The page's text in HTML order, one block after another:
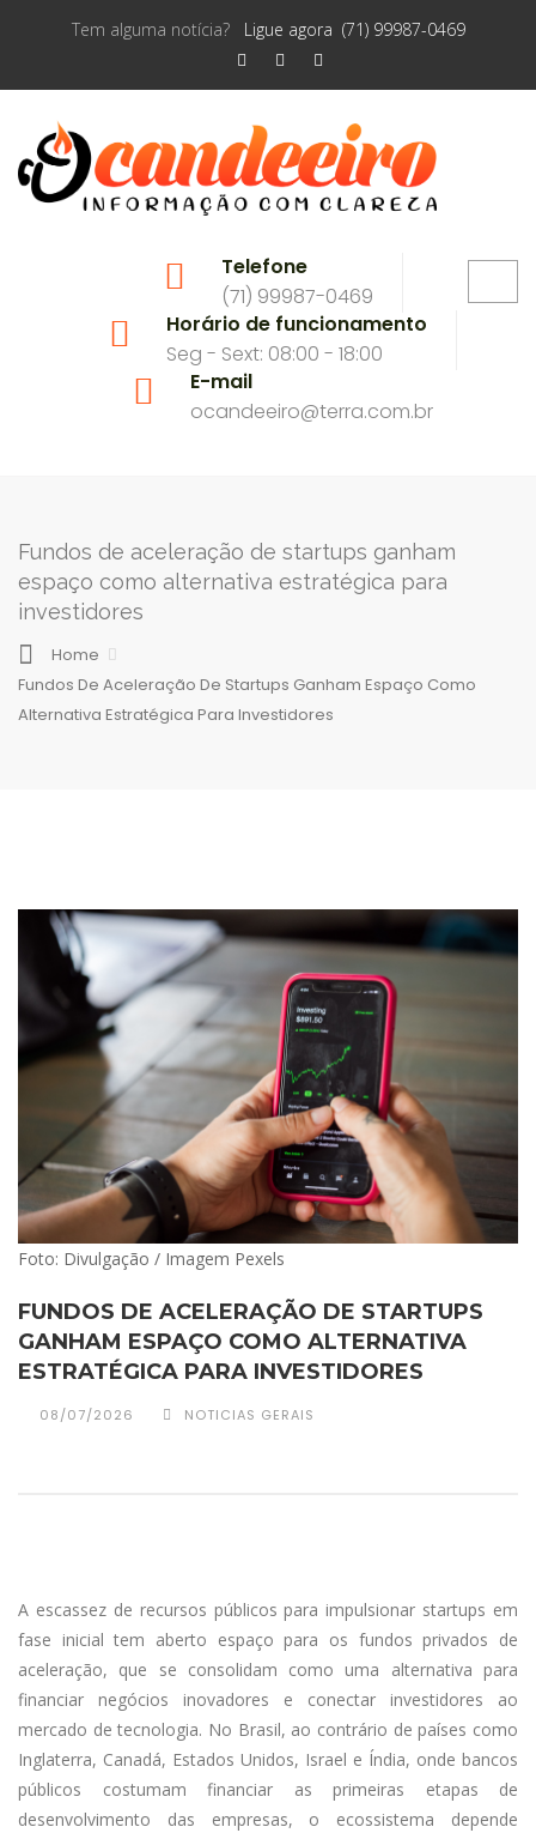
Tem alguma notícia? Ligue agora (71) 99987-0469
Telefone
(71) 99987-0469
Horário de funcionamento
Seg - Sext: 08:00 - 18:00
E-mail
ocandeeiro@terra.com.br
Fundos de aceleração de startups ganham
espaço como alternativa estratégica para
investidores
Home
Fundos De Aceleração De Startups Ganham Espaço Como
Alternativa Estratégica Para Investidores
Foto: Divulgação / Imagem Pexels
FUNDOS DE ACELERAÇÃO DE STARTUPS
GANHAM ESPAÇO COMO ALTERNATIVA
ESTRATÉGICA PARA INVESTIDORES
08/07/2026 NOTICIAS GERAIS
A escassez de recursos públicos para impulsionar startups em
fase inicial tem aberto espaço para os fundos privados de
aceleração, que se consolidam como uma alternativa para
financiar negócios inovadores e conectar investidores ao
mercado de tecnologia. No Brasil, ao contrário de países como
Inglaterra, Canadá, Estados Unidos, Israel e Índia, onde bancos
públicos costumam financiar as primeiras etapas de
desenvolvimento das empresas, o ecossistema depende